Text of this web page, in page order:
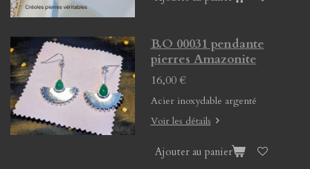
B.O 00031 pendante
pierres Amazonite
16,00 €
Acier inoxydable argenté
Voir les détails
Ajouter au panier